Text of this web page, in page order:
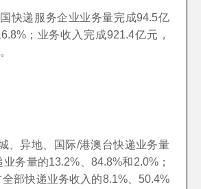
递服务企业业务量完成94.5亿
；业务收入完成921.4亿元，
异地、国际/港澳台快递业务量
务量的13.2%、84.8%和2.0%；
部快递业务收入的8.1%、50.4%